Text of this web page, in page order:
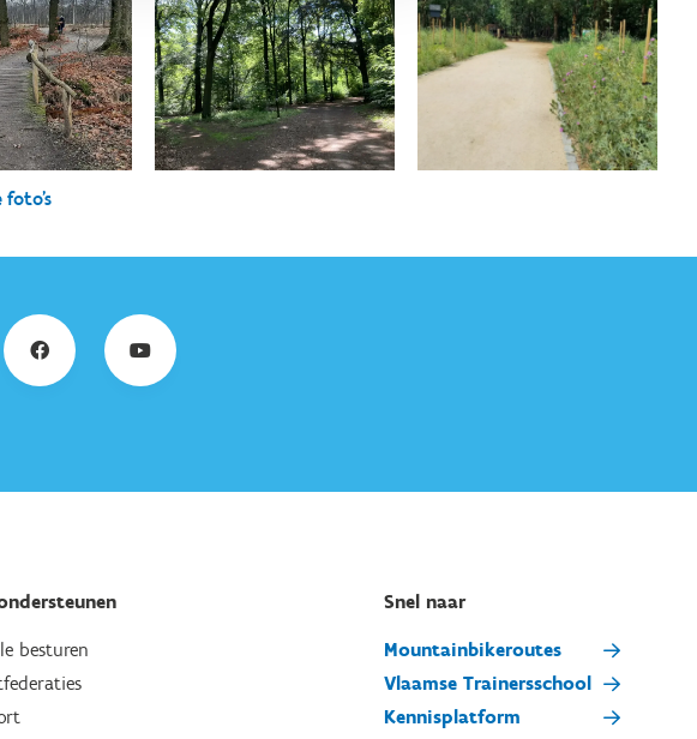
foto's
besturen
Snel naar
Mountainbikeroutes
Vlaamse Trainersschool
Kennisplatform